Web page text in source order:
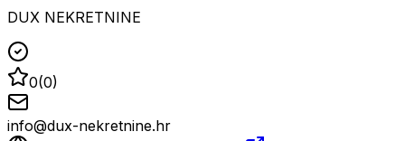
DUX NEKRETNINE
0(0)
info@dux-nekretnine.hr